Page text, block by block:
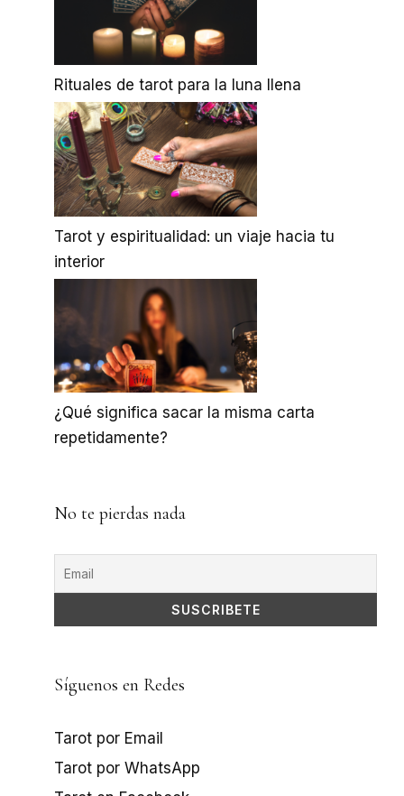
Rituales de tarot para la luna llena
Tarot y espiritualidad: un viaje hacia tu
interior
¿Qué significa sacar la misma carta
repetidamente?
No te pierdas nada
Síguenos en Redes
Tarot por Email
Tarot por WhatsApp